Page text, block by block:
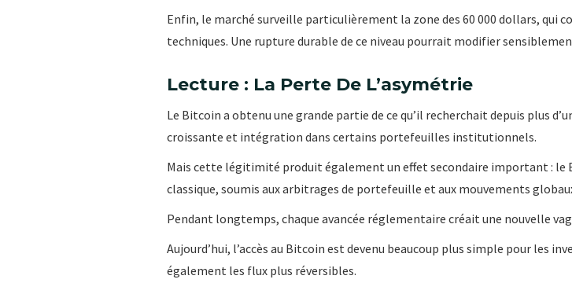
Enfin, le marché surveille particulièrement la zone des 60 000 dollars,
techniques. Une rupture durable de ce niveau pourrait modifier
Lecture : La Perte De L’asymétrie
Le Bitcoin a obtenu une grande partie de ce qu’il recherchait depuis plus
croissante et intégration dans certains portefeuilles institutionnels.
Mais cette légitimité produit également un effet secondaire important :
classique, soumis aux arbitrages de portefeuille et aux mouvements
Pendant longtemps, chaque avancée réglementaire créait une nouvelle
Aujourd’hui, l’accès au Bitcoin est devenu beaucoup plus simple pour les
également les flux plus réversibles.